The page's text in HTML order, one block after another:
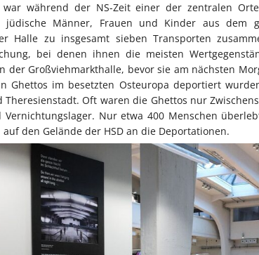
war während der NS-Zeit einer der zentralen
jüdische Männer, Frauen und Kinder aus dem
Halle zu insgesamt sieben Transporten
bei denen ihnen die meisten
der Großviehmarkthalle, bevor sie am nächsten
Ghettos im besetzten Osteuropa deportiert
Theresienstadt. Oft waren die Ghettos nur
Nur etwa 400 Menschen
den Gelände der HSD an die Deportationen.